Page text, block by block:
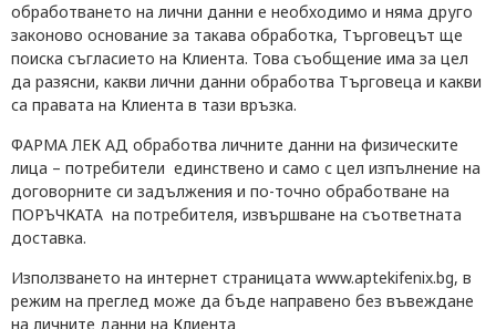
обработването на лични данни е необходимо и няма друго
законово основание за такава обработка, Търговецът ще
поиска съгласието на Клиента. Това съобщение има за цел
да разясни, какви лични данни обработва Търговеца и какви
са правата на Клиента в тази връзка.
ФАРМА ЛЕК АД обработва личните данни на физическите
лица – потребители единствено и само с цел изпълнение на
договорните си задължения и по-точно обработване на
ПОРЪЧКАТА на потребителя, извършване на съответната
доставка.
Използването на интернет страницата www.aptekifenix.bg, в
режим на преглед може да бъде направено без въвеждане
на личните данни на Клиента